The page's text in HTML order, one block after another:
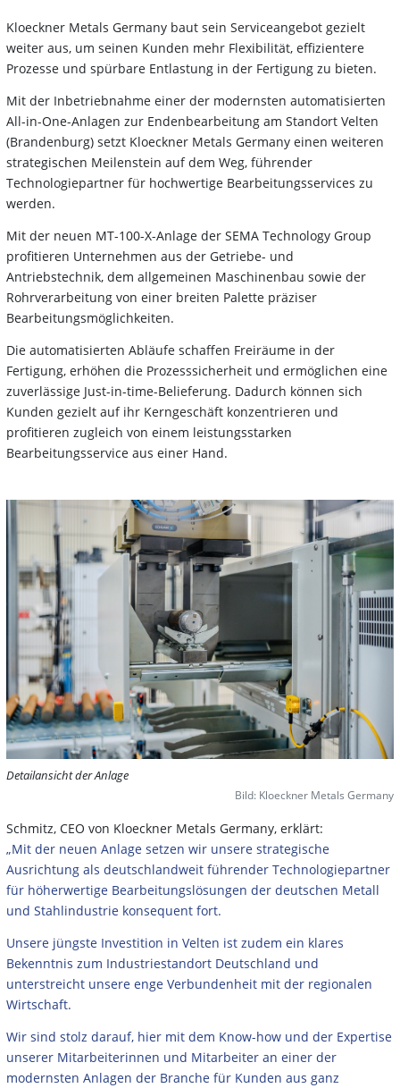
Kloeckner Metals Germany baut sein Serviceangebot gezielt
weiter aus, um seinen Kunden mehr Flexibilität, effizientere
Prozesse und spürbare Entlastung in der Fertigung zu bieten.
Mit der Inbetriebnahme einer der modernsten automatisierten
All-in-One-Anlagen zur Endenbearbeitung am Standort Velten
(Brandenburg) setzt Kloeckner Metals Germany einen weiteren
strategischen Meilenstein auf dem Weg, führender
Technologiepartner für hochwertige Bearbeitungsservices zu
werden.
Mit der neuen MT-100-X-Anlage der SEMA Technology Group
profitieren Unternehmen aus der Getriebe- und
Antriebstechnik, dem allgemeinen Maschinenbau sowie der
Rohrverarbeitung von einer breiten Palette präziser
Bearbeitungsmöglichkeiten.
Die automatisierten Abläufe schaffen Freiräume in der
Fertigung, erhöhen die Prozesssicherheit und ermöglichen eine
zuverlässige Just-in-time-Belieferung. Dadurch können sich
Kunden gezielt auf ihr Kerngeschäft konzentrieren und
profitieren zugleich von einem leistungsstarken
Bearbeitungsservice aus einer Hand.
Detailansicht der Anlage
Bild: Kloeckner Metals Germany
Schmitz, CEO von Kloeckner Metals Germany, erklärt:
„Mit der neuen Anlage setzen wir unsere strategische
Ausrichtung als deutschlandweit führender Technologiepartner
für höherwertige Bearbeitungslösungen der deutschen Metall
und Stahlindustrie konsequent fort.
Unsere jüngste Investition in Velten ist zudem ein klares
Bekenntnis zum Industriestandort Deutschland und
unterstreicht unsere enge Verbundenheit mit der regionalen
Wirtschaft.
Wir sind stolz darauf, hier mit dem Know-how und der Expertise
unserer Mitarbeiterinnen und Mitarbeiter an einer der
modernsten Anlagen der Branche für Kunden aus ganz